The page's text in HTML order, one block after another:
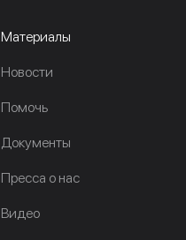
Материалы
Новости
Помочь
Документы
Пресса о нас
Видео